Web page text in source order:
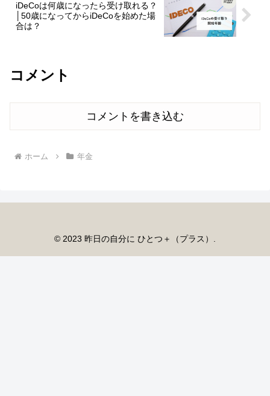
iDeCoは何歳になったら受け取れる？
│50歳になってからiDeCoを始めた場
合は？
コメント
コメントを書き込む
ホーム 年金
© 2023 昨日の自分に ひとつ＋（プラス）.